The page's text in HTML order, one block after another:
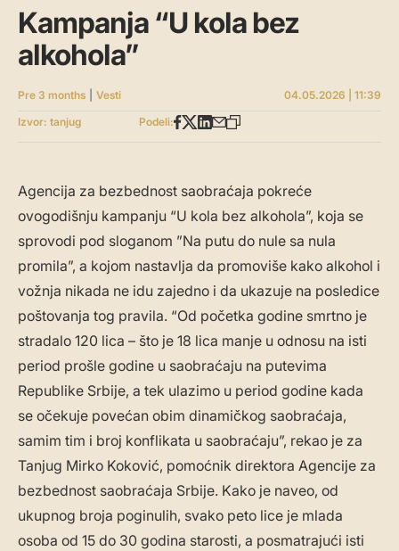
Kampanja “U kola bez
alkohola”
Pre 3 months Vesti
04.05.2026 | 11:39
Izvor: tanjug
Podeli:
Agencija za bezbednost saobraćaja pokreće
ovogodišnju kampanju “U kola bez alkohola”, koja se
sprovodi pod sloganom ”Na putu do nule sa nula
promila”, a kojom nastavlja da promoviše kako alkohol i
vožnja nikada ne idu zajedno i da ukazuje na posledice
poštovanja tog pravila. “Od početka godine smrtno je
stradalo 120 lica – što je 18 lica manje u odnosu na isti
period prošle godine u saobraćaju na putevima
Republike Srbije, a tek ulazimo u period godine kada
se očekuje povećan obim dinamičkog saobraćaja,
samim tim i broj konflikata u saobraćaju”, rekao je za
Tanjug Mirko Koković, pomoćnik direktora Agencije za
bezbednost saobraćaja Srbije. Kako je naveo, od
ukupnog broja poginulih, svako peto lice je mlada
osoba od 15 do 30 godina starosti, a posmatrajući isti